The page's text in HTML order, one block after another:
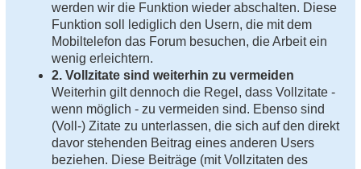
werden wir die Funktion wieder abschalten. Diese
Funktion soll lediglich den Usern, die mit dem
Mobiltelefon das Forum besuchen, die Arbeit ein
wenig erleichtern.
2. Vollzitate sind weiterhin zu vermeiden
Weiterhin gilt dennoch die Regel, dass Vollzitate -
wenn möglich - zu vermeiden sind. Ebenso sind
(Voll-) Zitate zu unterlassen, die sich auf den direkt
davor stehenden Beitrag eines anderen Users
beziehen. Diese Beiträge (mit Vollzitaten des